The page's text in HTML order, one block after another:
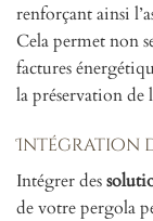
renforçant ainsi
Cela permet non
factures
la préservation de
Intégration
Intégrer des
de votre pergola